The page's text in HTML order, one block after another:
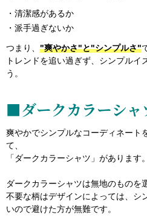
・清潔感があるか
・派手過ぎないか
つまり、 "爽やかさ"と"シンプルさ"
トレンドを追い過ぎず、シンプルイ
う。
■ダークカラーシャ
爽やかでシンプルなコーディネート
て、
「ダークカラーシャツ」があります。
ダークカラーシャツは無地のものを
不要な柄はデザインによっては、シ
いので避けた方が無難です。